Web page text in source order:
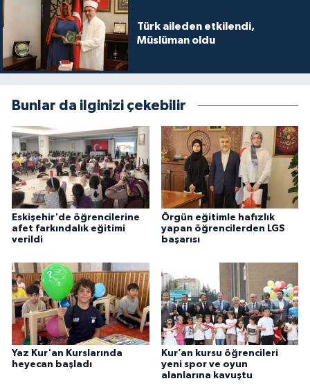
Türk aileden etkilendi,
Müslüman oldu
Bunlar da ilginizi çekebilir
Eskişehir'de öğrencilerine
afet farkındalık eğitimi
verildi
Örgün eğitimle hafızlık
yapan öğrencilerden LGS
başarısı
Yaz Kur'an Kurslarında
heyecan başladı
Kur’an kursu öğrencileri
yeni spor ve oyun
alanlarına kavuştu
Kahramanmaraş Müftülüğü
Karabük Müftülüğü
Karaman Müftülüğü
Kars Müftülüğü
Kastamonu Müftülüğü
Kayseri Müftülüğü
Kilis Müftülüğü
Kırıkkale Müftülüğü
Kırklareli Müftülüğü
Kırşehir Müftülüğü